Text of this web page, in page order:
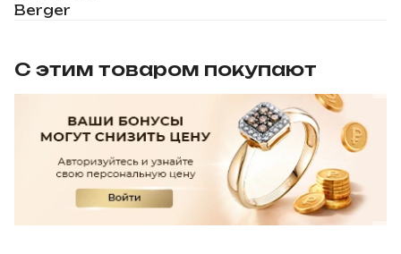
Berger
С этим товаром покупают